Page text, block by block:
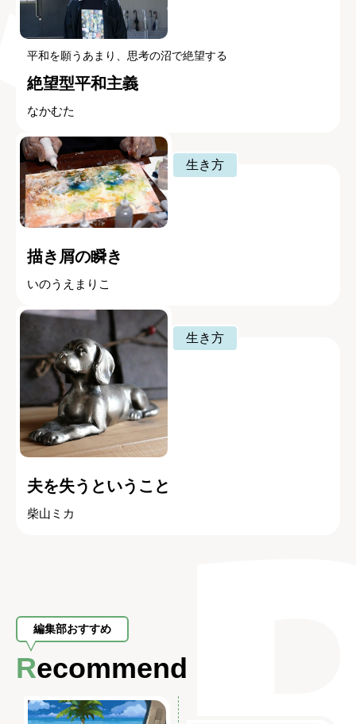
平和を願うあまり、思考の沼で絶望する
絶望型平和主義
なかむた
生き方
描き屑の瞬き
いのうえまりこ
生き方
夫を失うということ
柴山ミカ
編集部おすすめ
Recommend